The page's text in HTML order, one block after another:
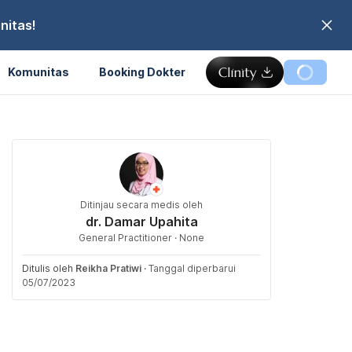
Komunitas Booking Dokter
Ditinjau secara medis oleh
dr. Damar Upahita
General Practitioner · None
Ditulis oleh Reikha Pratiwi · Tanggal diperbarui
05/07/2023